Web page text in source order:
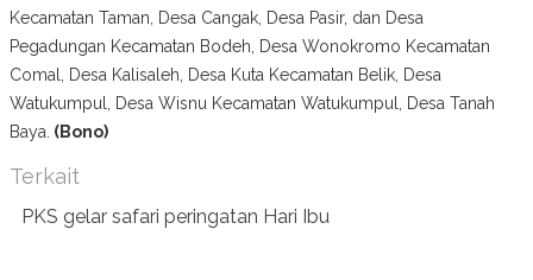
Kecamatan Taman, Desa Cangak, Desa Pasir, dan Desa
Pegadungan Kecamatan Bodeh, Desa Wonokromo Kecamatan
Comal, Desa Kalisaleh, Desa Kuta Kecamatan Belik, Desa
Watukumpul, Desa Wisnu Kecamatan Watukumpul, Desa Tanah
Baya. (Bono)
Terkait
PKS gelar safari peringatan Hari Ibu